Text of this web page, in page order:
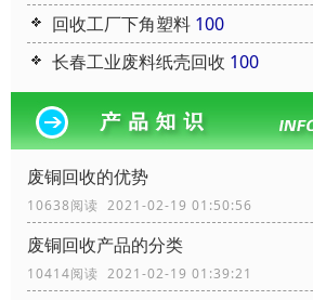
回收工厂下角塑料 100
长春工业废料纸壳回收 100
废铜回收的优势
10638阅读 2021-02-19 01:50:56
废铜回收产品的分类
10414阅读 2021-02-19 01:39:21